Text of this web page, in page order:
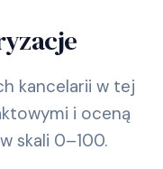
kancelarii w tej
i oceną
skali 0–100.